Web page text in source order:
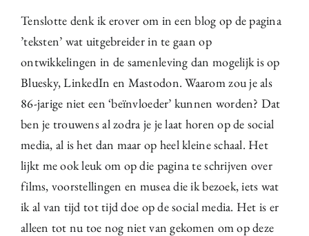
Tenslotte denk ik erover om in een blog op de pagina
’teksten’ wat uitgebreider in te gaan op
ontwikkelingen in de samenleving dan mogelijk is op
Bluesky, LinkedIn en Mastodon. Waarom zou je als
86-jarige niet een ‘beïnvloeder’ kunnen worden? Dat
ben je trouwens al zodra je je laat horen op de social
media, al is het dan maar op heel kleine schaal. Het
lijkt me ook leuk om op die pagina te schrijven over
films, voorstellingen en musea die ik bezoek, iets wat
ik al van tijd tot tijd doe op de social media. Het is er
alleen tot nu toe nog niet van gekomen om op deze